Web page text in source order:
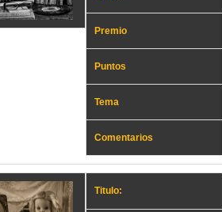
Premio
Puntos
Tema
Comentarios
Titulo: